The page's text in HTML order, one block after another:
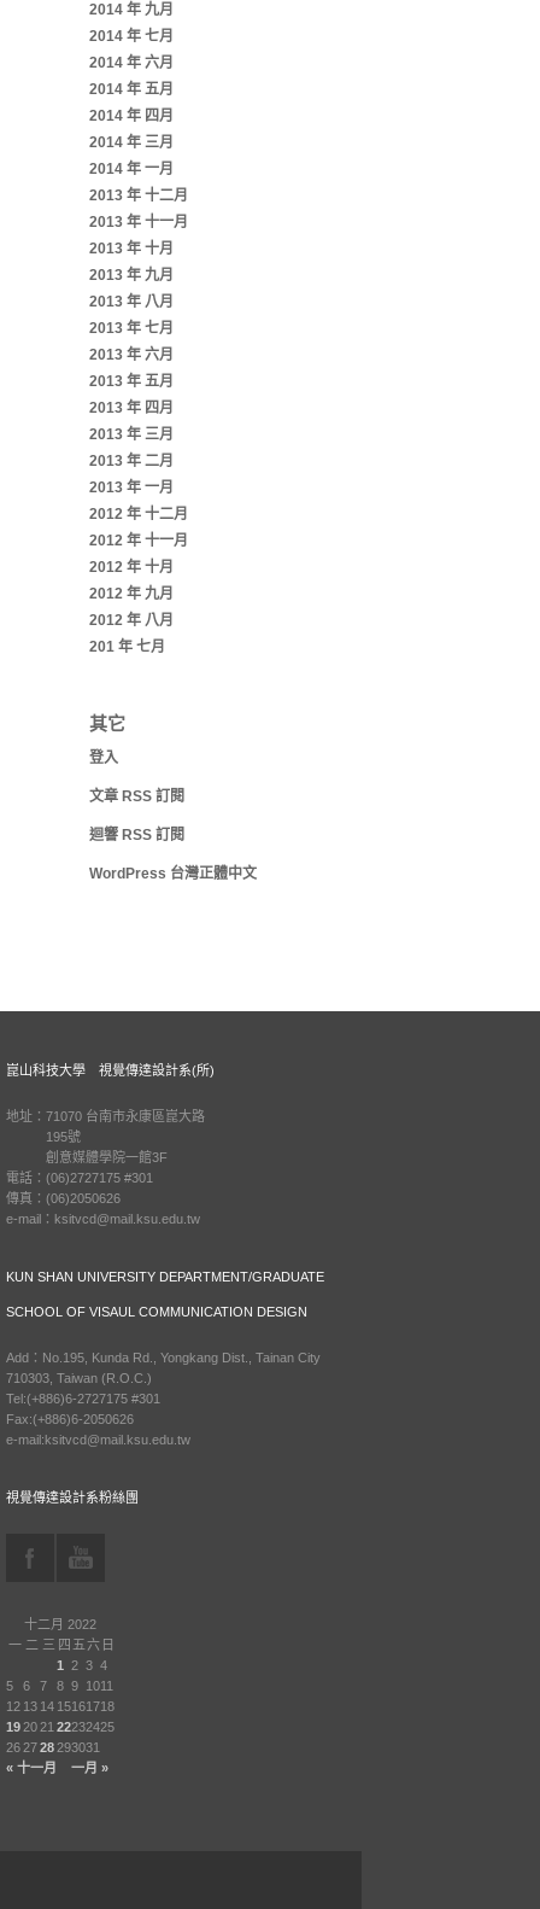
2014 年 九月
2014 年 七月
2014 年 六月
2014 年 五月
2014 年 四月
2014 年 三月
2014 年 一月
2013 年 十二月
2013 年 十一月
2013 年 十月
2013 年 九月
2013 年 八月
2013 年 七月
2013 年 六月
2013 年 五月
2013 年 四月
2013 年 三月
2013 年 二月
2013 年 一月
2012 年 十二月
2012 年 十一月
2012 年 十月
2012 年 九月
2012 年 八月
201 年 七月
其它
登入
文章 RSS 訂閱
迴響 RSS 訂閱
WordPress 台灣正體中文
崑山科技大學 視覺傳達設計系(所)
地址：71070 台南市永康區崑大路
195號
創意媒體學院一館3F
電話：(06)2727175 #301
傳真：(06)2050626
e-mail：ksitvcd@mail.ksu.edu.tw
KUN SHAN UNIVERSITY DEPARTMENT/GRADUATE
SCHOOL OF VISAUL COMMUNICATION DESIGN
Add：No.195, Kunda Rd., Yongkang Dist., Tainan City
710303, Taiwan (R.O.C.)
Tel:(+886)6-2727175 #301
Fax:(+886)6-2050626
e-mail:ksitvcd@mail.ksu.edu.tw
視覺傳達設計系粉絲團
十二月 2022
一 二 三 四 五六 日
« 十一月 一月 »
1 2 3 4
5
6 7 8 9 1011
12 13 14 15161718
19 20 21 22232425
26 2728 293031